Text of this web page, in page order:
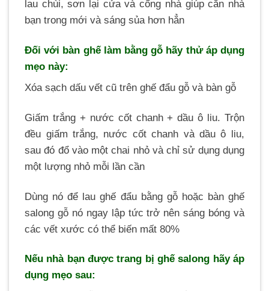
lau chùi, sơn lại cửa và cổng nhà giúp căn nhà
bạn trong mới và sáng sủa hơn hẳn
Đối với bàn ghế làm bằng gỗ hãy thử áp dụng
mẹo này:
Xóa sạch dấu vết cũ trên ghế đẩu gỗ và bàn gỗ
Giấm trắng + nước cốt chanh + dầu ô liu. Trộn
đều giấm trắng, nước cốt chanh và dầu ô liu,
sau đó đổ vào một chai nhỏ và chỉ sử dụng dụng
một lượng nhỏ mỗi lần cần
Dùng nó để lau ghế đẩu bằng gỗ hoặc bàn ghế
salong gỗ nó ngay lập tức trở nên sáng bóng và
các vết xước có thể biến mất 80%
Nếu nhà bạn được trang bị ghế salong hãy áp
dụng mẹo sau: